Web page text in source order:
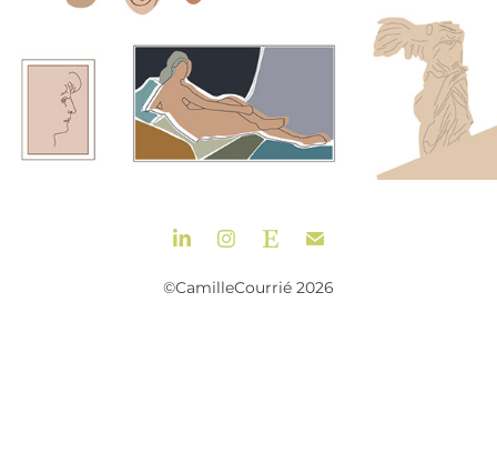
©CamilleCourrié 2026